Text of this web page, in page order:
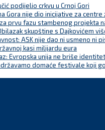
podijelio crkvu u Crnoj Gori
Gora nije dio inicijative za centre
prvu fazu stambenog projekta
skupštine s Dajkovićem
ASK nije dao ni usmeno ni
kasi milijardu eura
Evropska unija ne briše
domaće festivale koji